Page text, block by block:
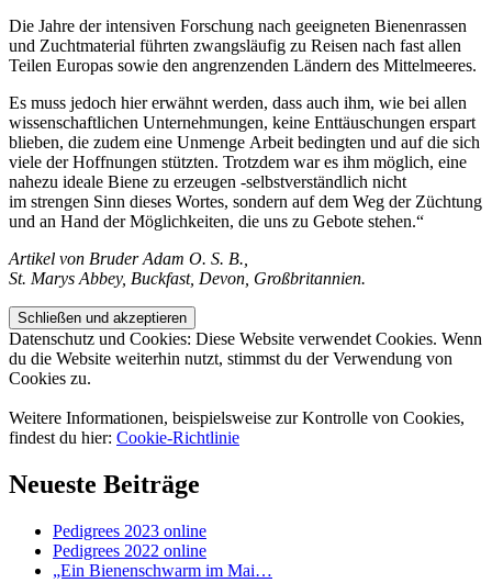
Die Jahre der intensiven Forschung nach geeigneten Bienenrassen
und Zuchtmaterial führten zwangsläufig zu Reisen nach fast allen
Teilen Europas sowie den angrenzenden Ländern des Mittelmeeres.
Es muss jedoch hier erwähnt werden, dass auch ihm, wie bei allen
wissenschaftlichen Unternehmungen, keine Enttäuschungen erspart
blieben, die zudem eine Unmenge Arbeit bedingten und auf die sich
viele der Hoffnungen stützten. Trotzdem war es ihm möglich, eine
nahezu ideale Biene zu erzeugen -selbstverständlich nicht
im strengen Sinn dieses Wortes, sondern auf dem Weg der Züchtung
und an Hand der Möglichkeiten, die uns zu Gebote stehen.“
Artikel von Bruder Adam O. S. B.,
St. Marys Abbey, Buckfast, Devon, Großbritannien.
Datenschutz und Cookies: Diese Website verwendet Cookies. Wenn
du die Website weiterhin nutzt, stimmst du der Verwendung von
Cookies zu.
Weitere Informationen, beispielsweise zur Kontrolle von Cookies,
findest du hier: Cookie-Richtlinie
Neueste Beiträge
Pedigrees 2023 online
Pedigrees 2022 online
„Ein Bienenschwarm im Mai…